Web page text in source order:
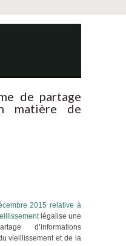
de partage
matière de
2015 relative à
légalise une
d’informations
vieillissement et de la